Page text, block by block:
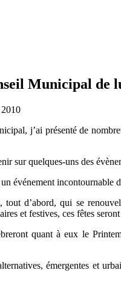
Municipal de
j’ai présenté de
sur quelques-uns des
événement incontournable
d’abord, qui se
et festives, ces fêtes
quant à eux le
émergentes et